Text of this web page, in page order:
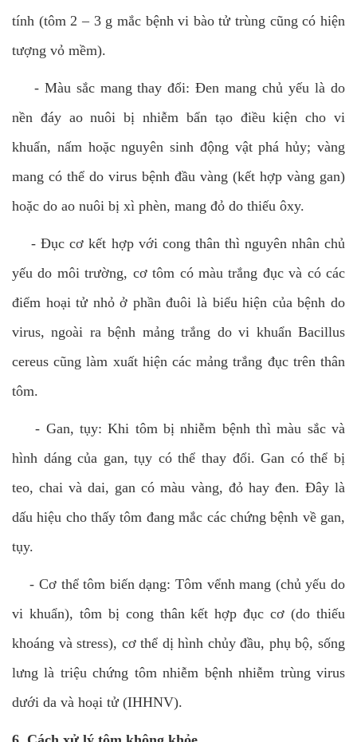
tính (tôm 2 – 3 g mắc bệnh vi bào tử trùng cũng có hiện
tượng vỏ mềm).
- Màu sắc mang thay đổi: Đen mang chủ yếu là do
nền đáy ao nuôi bị nhiễm bẩn tạo điều kiện cho vi
khuẩn, nấm hoặc nguyên sinh động vật phá hủy; vàng
mang có thể do virus bệnh đầu vàng (kết hợp vàng gan)
hoặc do ao nuôi bị xì phèn, mang đỏ do thiếu ôxy.
-Đục cơ kết hợp với cong thân thì nguyên nhân chủ
yếu do môi trường, cơ tôm có màu trắng đục và có các
điểm hoại tử nhỏ ở phần đuôi là biểu hiện của bệnh do
virus, ngoài ra bệnh mảng trắng do vi khuẩn Bacillus
cereus cũng làm xuất hiện các mảng trắng đục trên thân
tôm.
- Gan, tụy: Khi tôm bị nhiễm bệnh thì màu sắc và
hình dáng của gan, tụy có thể thay đổi. Gan có thể bị
teo, chai và dai, gan có màu vàng, đỏ hay đen. Đây là
dấu hiệu cho thấy tôm đang mắc các chứng bệnh về gan,
tụy.
- Cơ thể tôm biến dạng: Tôm vểnh mang (chủ yếu do
vi khuẩn), tôm bị cong thân kết hợp đục cơ (do thiếu
khoáng và stress), cơ thể dị hình chủy đầu, phụ bộ, sống
lưng là triệu chứng tôm nhiễm bệnh nhiễm trùng virus
dưới da và hoại tử (IHHNV).